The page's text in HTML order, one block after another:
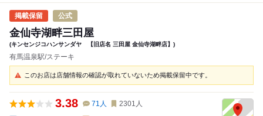
公式
金仙寺湖畔三田屋
(キンセンジコハンサンダヤ 【旧店名 三田屋 金仙寺湖畔店】)
有馬温泉駅/ステーキ
このお店は店舗情報の確認が取れていないため掲載保留中です。
3.38 71 人 2301 人